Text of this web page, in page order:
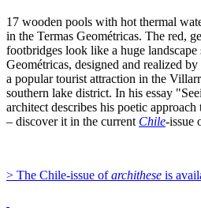
17 wooden pools with hot thermal
in the Termas Geométricas. The red,
footbridges look like a huge landscape
Geométricas, designed and realized
a popular tourist attraction in the
southern lake district. In his essay
architect describes his poetic
– discover it in the current Chile-issue
> The Chile-issue ofarchithese is